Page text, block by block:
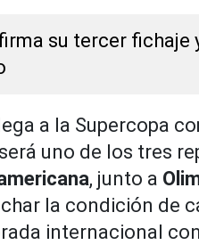
su tercer fichaje
a la Supercopa
uno de los tres
, junto a
la condición de
internacional